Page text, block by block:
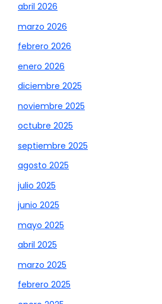
abril 2026
marzo 2026
febrero 2026
enero 2026
diciembre 2025
noviembre 2025
octubre 2025
septiembre 2025
agosto 2025
julio 2025
junio 2025
mayo 2025
abril 2025
marzo 2025
febrero 2025